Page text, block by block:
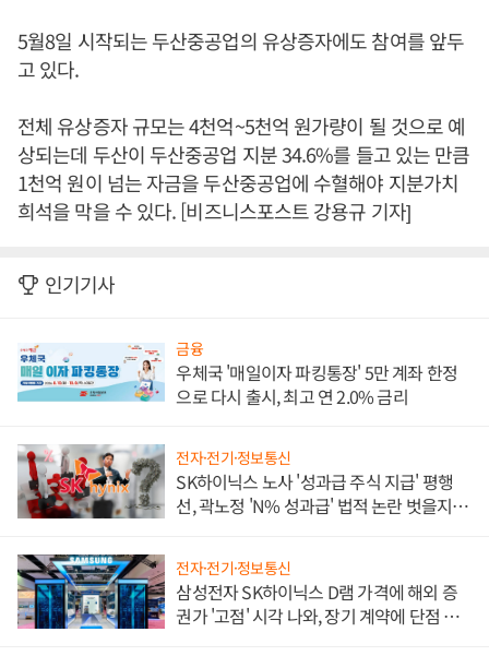
5월8일 시작되는 두산중공업의 유상증자에도 참여를 앞두
고 있다.
전체 유상증자 규모는 4천억~5천억 원가량이 될 것으로 예
상되는데 두산이 두산중공업 지분 34.6%를 들고 있는 만큼
1천억 원이 넘는 자금을 두산중공업에 수혈해야 지분가치
희석을 막을 수 있다. [비즈니스포스트 강용규 기자]
인기기사
금융
우체국 '매일이자 파킹통장' 5만 계좌 한정
으로 다시 출시, 최고 연 2.0% 금리
전자·전기·정보통신
SK하이닉스 노사 '성과급 주식 지급' 평행
선, 곽노정 'N% 성과급' 법적 논란 벗을지 주
전자·전기·정보통신
삼성전자 SK하이닉스 D램 가격에 해외 증
권가 '고점' 시각 나와, 장기 계약에 단점 부